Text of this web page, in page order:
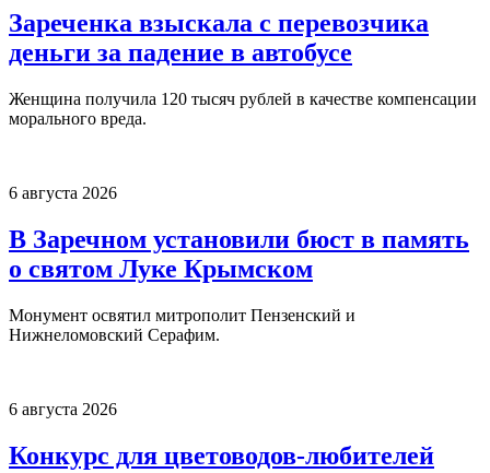
Зареченка взыскала с перевозчика
деньги за падение в автобусе
Женщина получила 120 тысяч рублей в качестве компенсации
морального вреда.
6 августа 2026
В Заречном установили бюст в память
о святом Луке Крымском
Монумент освятил митрополит Пензенский и
Нижнеломовский Серафим.
6 августа 2026
Конкурс для цветоводов-любителей